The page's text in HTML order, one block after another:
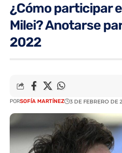
¿Cómo participar
Milei? Anotarse
2022
PORSOFÍA MARTÍNEZ 3 DE FEBRERO DE